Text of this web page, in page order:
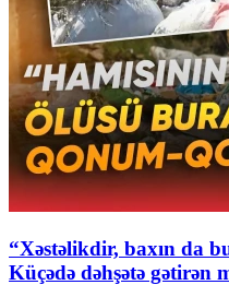
“Xəstəlikdir, baxın da
Küçədə dəhşətə gətirən